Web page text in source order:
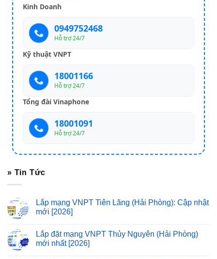
Kinh Doanh
0949752468
Hỗ trợ 24/7
Kỹ thuật VNPT
18001166
Hỗ trợ 24/7
Tổng đài Vinaphone
18001091
Hỗ trợ 24/7
» Tin Tức
Lắp mạng VNPT Tiên Lãng (Hải Phòng): Cập nhật
mới [2026]
Lắp đặt mạng VNPT Thủy Nguyên (Hải Phòng)
mới nhất [2026]